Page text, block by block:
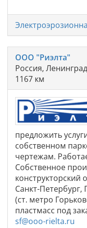
ООО "Риэлта"
Россия,
1167 км
предложить
собственном
чертежам.
Собственное
конструкторский
Санкт-Петербург,
(ст. метро
пластмасс под
sf@ooo-rielta.ru